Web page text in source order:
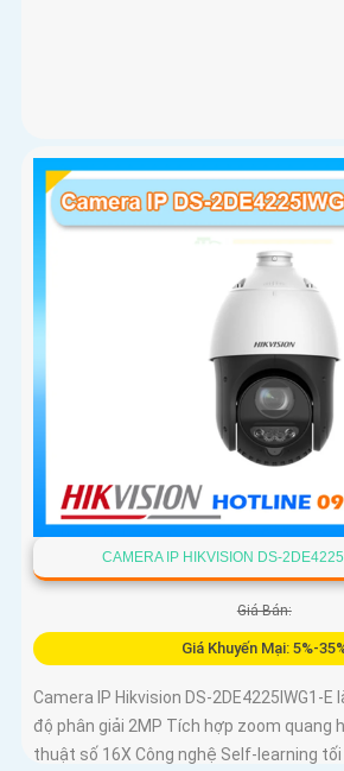
CAMERA IP HIKVISION DS-
Giá Bán:
Giá Khuyến Mại: 5%-
Camera IP Hikvision DS-2DE4225IWG1-E
độ phân giải 2MP Tích hợp zoom quang
thuật số 16X Công nghệ Self-learning